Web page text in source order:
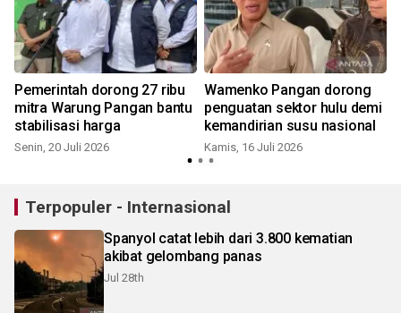
Pemerintah dorong 27 ribu
mitra Warung Pangan bantu
stabilisasi harga
Senin, 20 Juli 2026
Wamenko Pangan dorong
penguatan sektor hulu demi
kemandirian susu nasional
Kamis, 16 Juli 2026
Terpopuler - Internasional
Spanyol catat lebih dari 3.800 kematian
akibat gelombang panas
Jul 28th